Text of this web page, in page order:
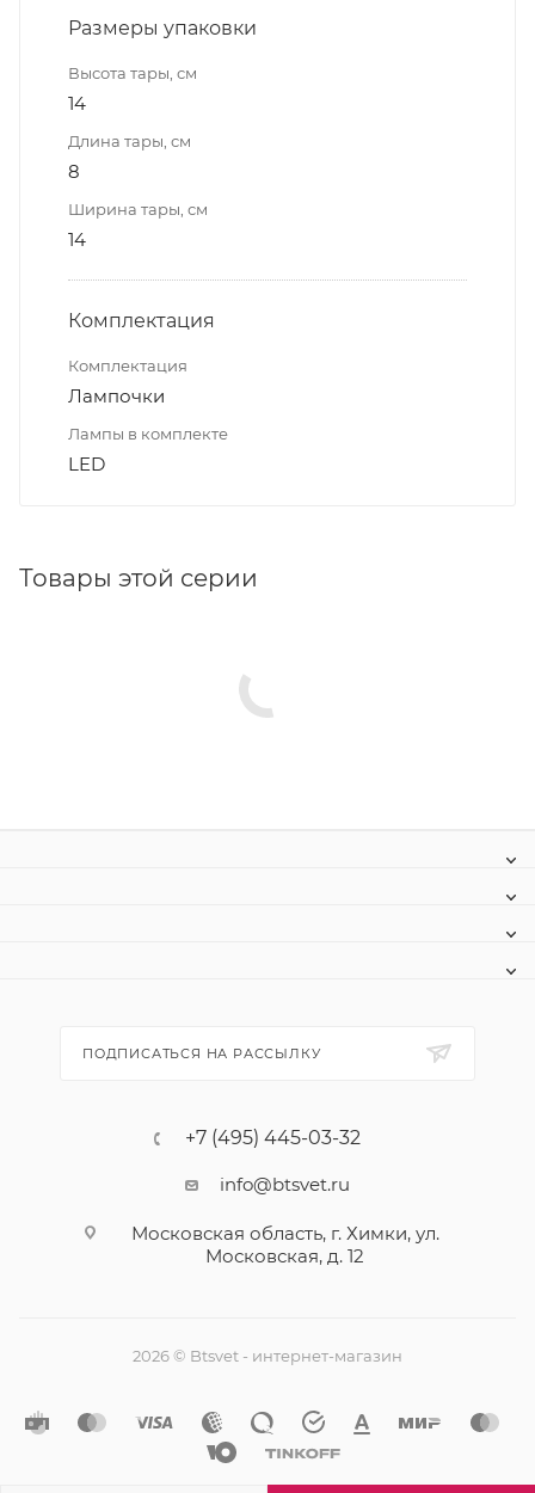
Размеры упаковки
Высота тары, см
14
Длина тары, см
8
Ширина тары, см
14
Комплектация
Комплектация
Лампочки
Лампы в комплекте
LED
Товары этой серии
ПОДПИСАТЬСЯ НА РАССЫЛКУ
+7 (495) 445-03-32
info@btsvet.ru
Московская область, г. Химки, ул.
Московская, д. 12
2026 © Btsvet - интернет-магазин